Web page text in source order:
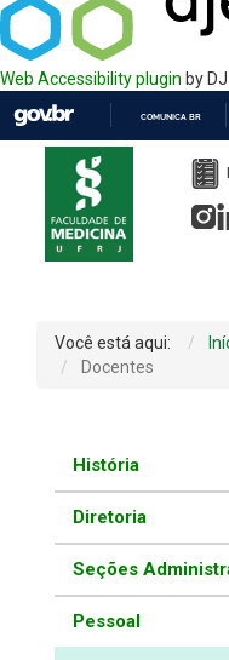
Web Accessibility plugin by
COMUNICA BR
Você está aqui:
Docentes
História
Diretoria
Seções
Pessoal